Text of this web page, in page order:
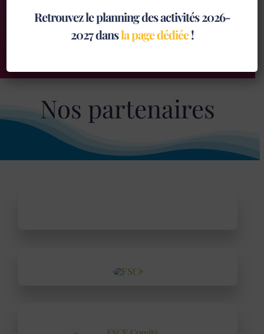
TOUTES LES ACTUALITÉS
Nos partenaires
Retrouvez le planning des activités 2026-
2027 dansla page dédiée!